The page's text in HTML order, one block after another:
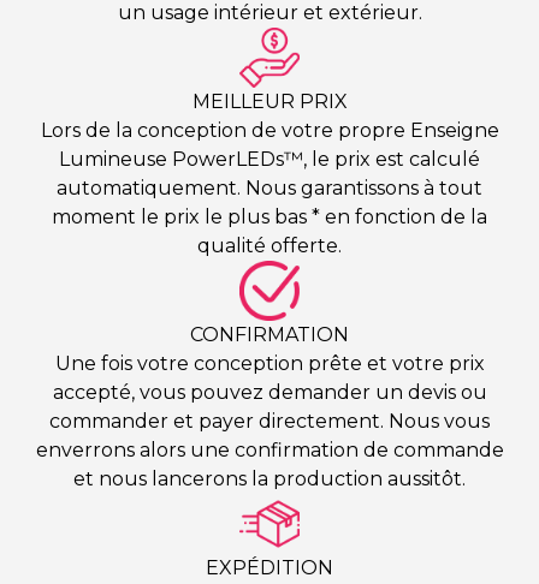
un usage intérieur et extérieur.
MEILLEUR PRIX
Lors de la conception de votre propre Enseigne
Lumineuse PowerLEDs™, le prix est calculé
automatiquement. Nous garantissons à tout
moment le prix le plus bas * en fonction de la
qualité offerte.
CONFIRMATION
Une fois votre conception prête et votre prix
accepté, vous pouvez demander un devis ou
commander et payer directement. Nous vous
enverrons alors une confirmation de commande
et nous lancerons la production aussitôt.
EXPÉDITION